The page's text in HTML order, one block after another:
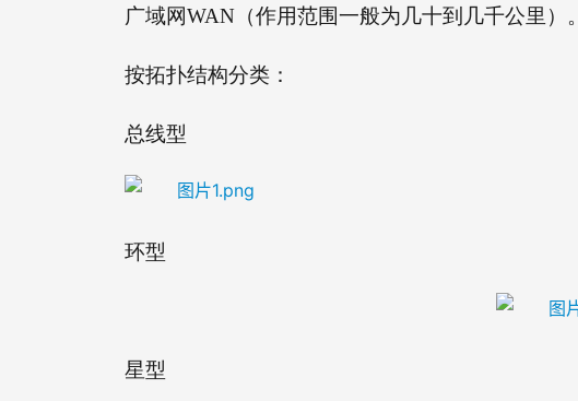
广域网WAN （作用范围一般为几十到几千公里）。
按拓扑结构分类：
总线型
环型
星型